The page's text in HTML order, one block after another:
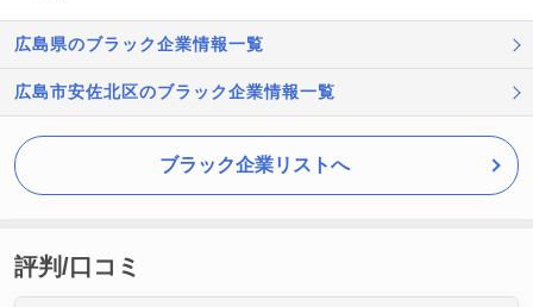
広島県のブラック企業情報一覧
広島市安佐北区のブラック企業情報一覧
ブラック企業リストへ
評判/口コミ